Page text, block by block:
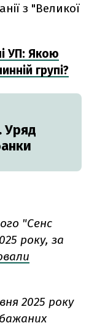
з "Великої
УП: Якою
групі?
Уряд
"Сенс
року, за
2025 року